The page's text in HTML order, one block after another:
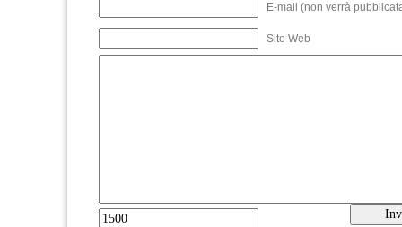
E-mail (non verrà
Sito Web